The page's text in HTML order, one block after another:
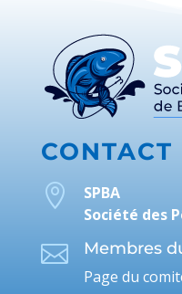
CONTACT

SPBA
Société des

Membres
Page du